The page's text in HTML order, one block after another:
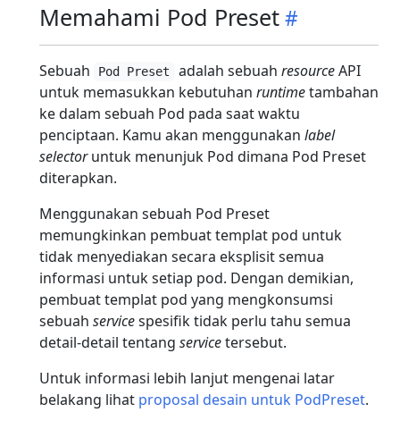
Memahami Pod Preset
Sebuah Pod Preset adalah sebuah resourceAPI
untuk memasukkan kebutuhan runtimetambahan
ke dalam sebuah Pod pada saat waktu
penciptaan. Kamu akan menggunakan label
selectoruntuk menunjuk Pod dimana Pod Preset
diterapkan.
Menggunakan sebuah Pod Preset
memungkinkan pembuat templat pod untuk
tidak menyediakan secara eksplisit semua
informasi untuk setiap pod. Dengan demikian,
pembuat templat pod yang mengkonsumsi
sebuah servicespesifik tidak perlu tahu semua
detail-detail tentang servicetersebut.
Untuk informasi lebih lanjut mengenai latar
belakang lihat proposal desain untuk PodPreset.